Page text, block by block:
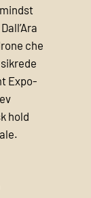
che
Expo-
hold